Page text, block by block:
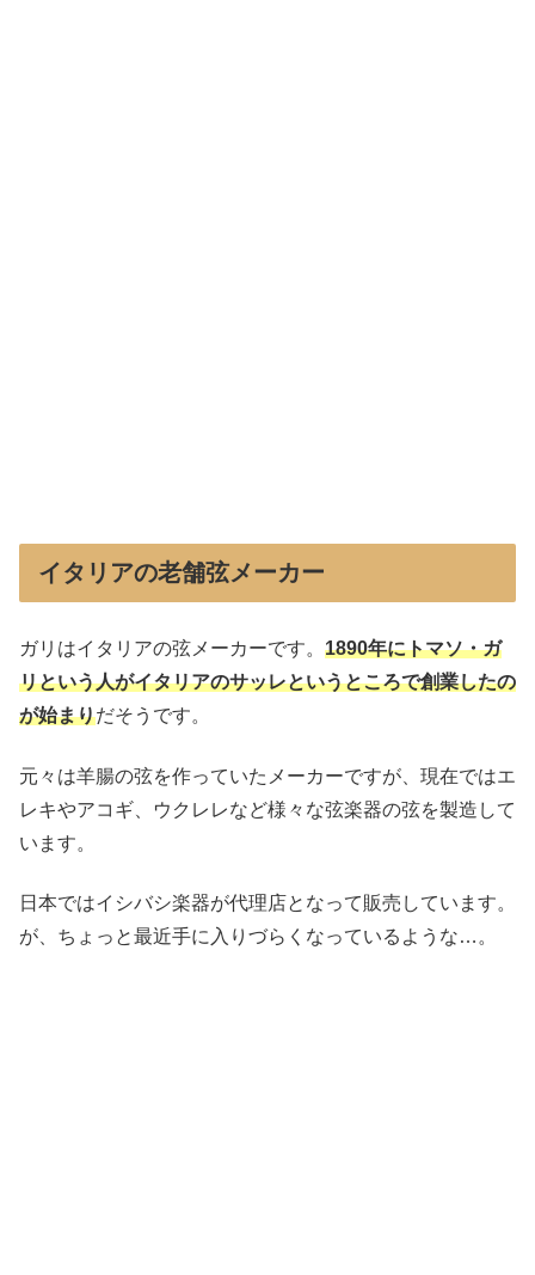
イタリアの老舗弦メーカー
ガリはイタリアの弦メーカーです。 1890年にトマソ・ガ
リという人がイタリアのサッレというところで創業したの
が始まりだそうです。
元々は羊腸の弦を作っていたメーカーですが、現在ではエ
レキやアコギ、ウクレレなど様々な弦楽器の弦を製造して
います。
日本ではイシバシ楽器が代理店となって販売しています。
が、ちょっと最近手に入りづらくなっているような…。